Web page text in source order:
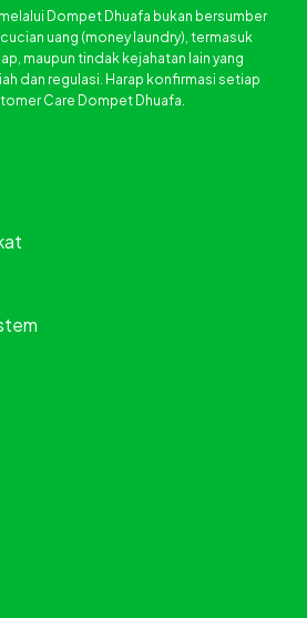
Dompet Dhuafa bukan bersumber
uang (money laundry), termasuk
maupun tindak kejahatan lain yang
dan regulasi. Harap konfirmasi setiap
Care Dompet Dhuafa.